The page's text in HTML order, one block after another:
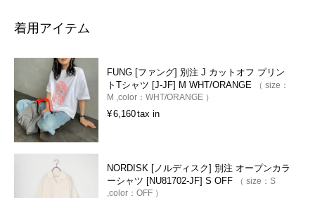
着用アイテム
FUNG [ファング] 別注 J カットオフ プリン
トTシャツ [J-JF] M WHT/ORANGE
size：
M color： WHT/ORANGE
¥6,160tax in
NORDISK [ノルディスク] 別注 オープンカラ
ーシャツ [NU81702-JF] S OFF
size： S
color： OFF